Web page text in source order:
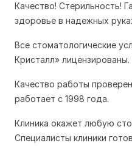
Качество! Стерильность!
здоровье в надежных
Все стоматологические
Кристалл» лицензированы.
Качество работы
работает с 1998 года.
Клиника окажет любую
Специалисты клиники